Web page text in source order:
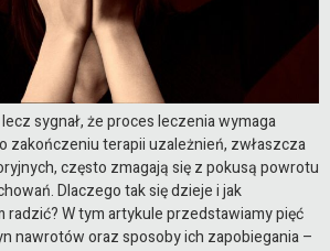
sygnał, że proces leczenia wymaga
zakończeniu terapii uzależnień, zwłaszcza
często zmagają się z pokusą powrotu
Dlaczego tak się dzieje i jak
W tym artykule przedstawiamy pięć
nawrotów oraz sposoby ich zapobiegania –